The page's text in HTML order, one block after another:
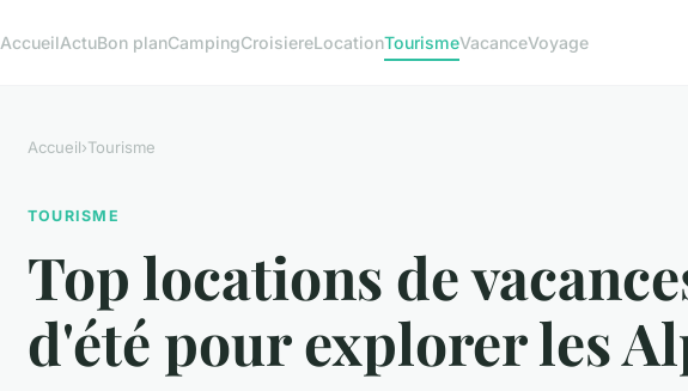
AccueilActuBon planCampingCroisiereLocationTourismeVacanceVoyage
Accueil›Tourisme
TOURISME
Top locations de
d'été pour explorer les